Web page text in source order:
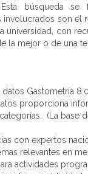
búsqueda se
son el
universidad, con
la mejor o de una
datos Gastometría
proporciona
(La base
con expertos
relevantes en
actividades